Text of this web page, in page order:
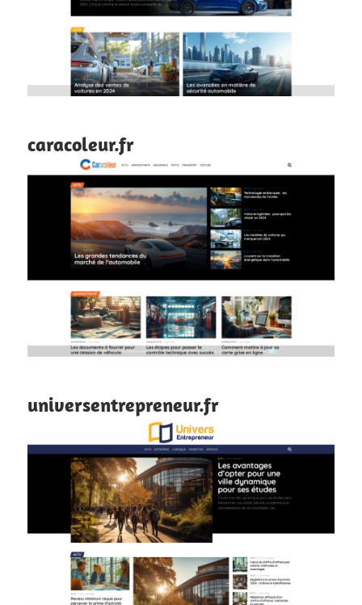
caracoleur.fr
universentrepreneur.fr